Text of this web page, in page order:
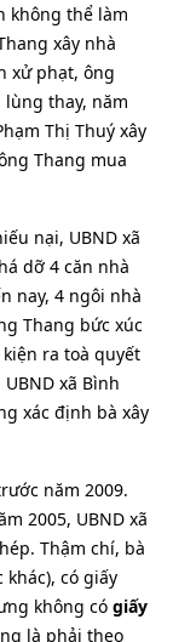
không thể làm
xây nhà
xử phạt, ông
thay, năm
Thị Thuý xây
Thang mua
nại, UBND xã
dỡ 4 căn nhà
nay, 4 ngôi nhà
Thang bức xúc
ra toà quyết
xã Bình
xác định bà xây
năm 2009.
2005, UBND xã
Thậm chí, bà
khác), có giấy
không có giấy
là phải theo